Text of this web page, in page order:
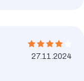
27.11.2024